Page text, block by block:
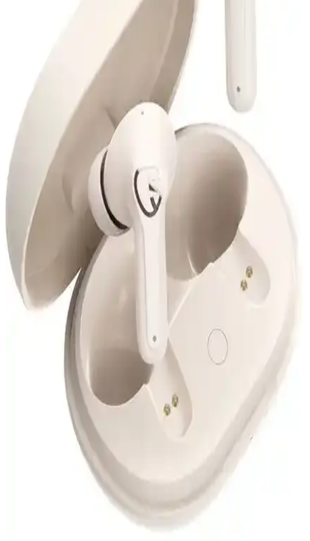
Renault Megan Clio ve Genel Markalar Bluetooth
Araç Teyp Karşılaştırması
Renault Megan Clio ve genel markaların Bluetooth araç teypleri
karşılaştırılıyor. Ses kalitesi, kurulum kolaylığı ve kullanıcı
yorumlarıyla en uygun seçeneği belirleyin.
Resolut Bluetooth Hoparlör: Yüksek Ses Kalitesi ve
Renkli Işık Efektleriyle Partilere Renk Katın
Resolut Bluetooth Hoparlör, yüksek ses kalitesi ve renkli ışık
efektleriyle öne çıkan, taşınabilir ve şık tasarımlı bir müzik cihazıdır.
Kablosuz bağlantı, mikrofon ve radyo özellikleriyle eğlenceyi
doruğa çıkarır.
Lenovo Lp1s ve Lp40 Pro Kablosuz Kulaklık
Karşılaştırması: Özellikler ve Kullanıcı Yorumları
Lenovo Lp1s ve Lp40 Pro kablosuz kulaklıkların özellikleri,
kullanıcı yorumları ve karşılaştırmalarıyla ilgili kapsamlı bilgiler
içerir.
Arylic Bt 10 Bluetooth Ses Vericisi: Yüksek Kaliteli
Kablosuz Ses Aktarımı
Arylic Bt 10 Bluetooth Ses Vericisi, yüksek ses kalitesi, kolay
kurulum ve düşük enerji tüketimi ile çeşitli cihazlar arasında
kablosuz ses aktarımını sağlar. Modern tasarımıyla ev ve araç içi
kullanımda avantaj sunar.
Çoklu Cihaz Kumandaları: Akıllı Ev ve Ofis
Kontrolünde Çok Yönlü Çözüm Seçenekleri
Çoklu cihaz kumandaları, kablolu ve kablosuz şarj, Bluetooth
bağlantısı ve geniş uyumluluk özellikleriyle ev ve ofislerde cihaz
yönetimini kolaylaştırır.
Soundpeats T3 Pro Tws Bluetooth 5.4 Kablosuz
Kulaklık Özellikleri ve Kullanıcı Yorumları